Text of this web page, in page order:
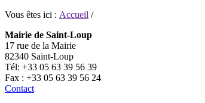
Vous êtes ici : Accueil /
Mairie de Saint-Loup
17 rue de la Mairie
82340 Saint-Loup
Tél: +33 05 63 39 56 39
Fax : +33 05 63 39 56 24
Contact